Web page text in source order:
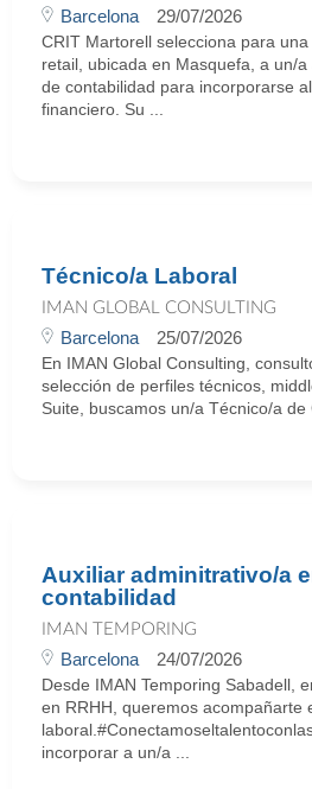
Barcelona 29/07/2026
CRIT Martorell selecciona para
retail, ubicada en Masquefa, a un/
de contabilidad para incorporarse
financiero. Su ...
Técnico/a Laboral
IMAN GLOBAL CONSULTING
Barcelona 25/07/2026
En IMAN Global Consulting,
selección de perfiles técnicos,
Suite, buscamos un/a Técnico/a de
Auxiliar adminitrativo/a
contabilidad
IMAN TEMPORING
Barcelona 24/07/2026
Desde IMAN Temporing Sabadell,
en RRHH, queremos acompañarte
incorporar a un/a ...